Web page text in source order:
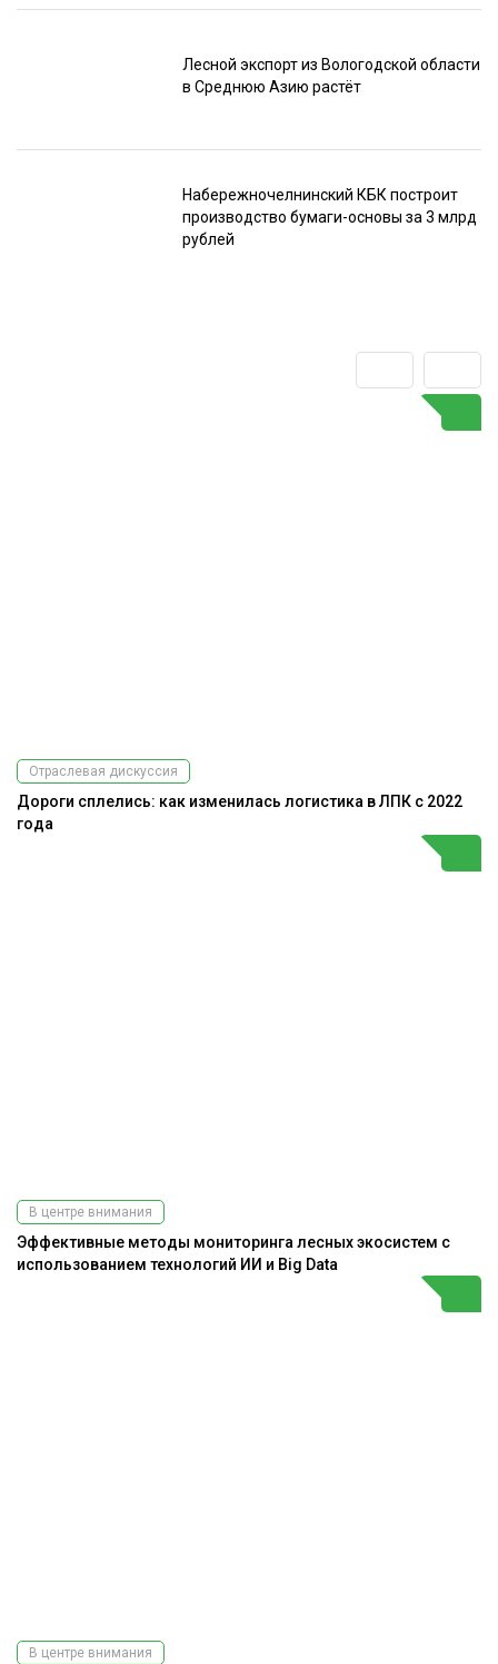
Лесной экспорт из Вологодской области
в Среднюю Азию растёт
Набережночелнинский КБК построит
производство бумаги-основы за 3 млрд
рублей
Отраслевая дискуссия
Дороги сплелись: как изменилась логистика в ЛПК с 2022
года
В центре внимания
Эффективные методы мониторинга лесных экосистем с
использованием технологий ИИ и Big Data
В центре внимания